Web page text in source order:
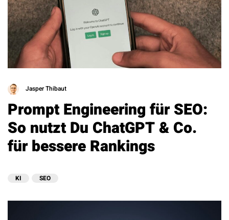
Jasper Thibaut
Prompt Engineering für SEO:
So nutzt Du ChatGPT & Co.
für bessere Rankings
KI SEO